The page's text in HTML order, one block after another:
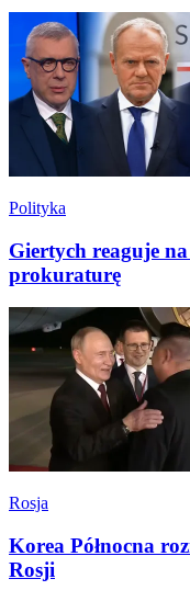
Polityka
Giertych reaguje
prokuraturę
Rosja
Korea Północna
Rosji